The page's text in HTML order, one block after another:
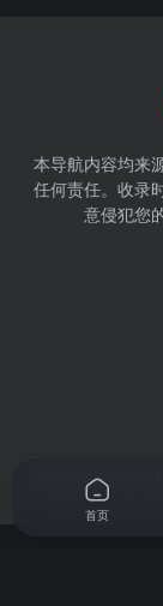
本导航内容均来
任何责任。收录
意侵犯您
Copyright © 2026
首页